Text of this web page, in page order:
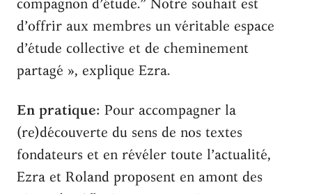
d’offrir aux membres un véritable espace
d’étude collective et de cheminement
partagé », explique Ezra.
En pratique: Pour accompagner la
(re)découverte du sens de nos textes
fondateurs et en révéler toute l’actualité,
Ezra et Roland proposent en amont des